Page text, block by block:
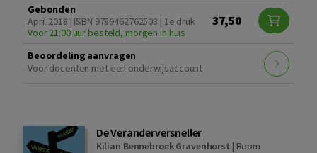
Gebonden
April 2018 | ISBN 9789462762503 | 1e druk
Voor 21:00 uur besteld, morgen in huis
37,50
Beoordeling aanvragen
Voor docenten met een onderwijsaccount
De Veranderversneller
Kilian Bennebroek Gravenhorst | Boom